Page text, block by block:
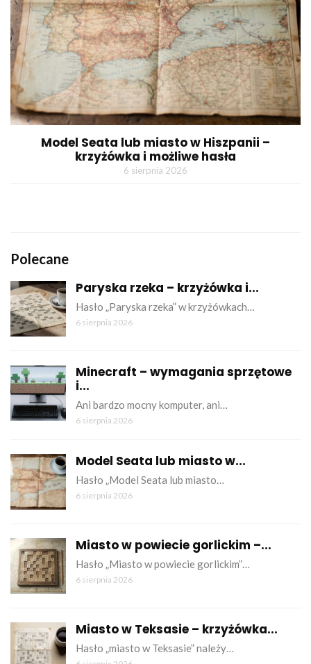
Model Seata lub miasto w Hiszpanii –
krzyżówka i możliwe hasła
6 sierpnia 2026
Polecane
Paryska rzeka – krzyżówka i...
Hasło „Paryska rzeka” w krzyżówkach…
6 sierpnia 2026
Minecraft – wymagania sprzętowe
i...
Ani bardzo mocny komputer, ani…
6 sierpnia 2026
Model Seata lub miasto w...
Hasło „Model Seata lub miasto…
6 sierpnia 2026
Miasto w powiecie gorlickim –...
Hasło „Miasto w powiecie gorlickim”…
6 sierpnia 2026
Miasto w Teksasie – krzyżówka...
Hasło „miasto w Teksasie” należy…